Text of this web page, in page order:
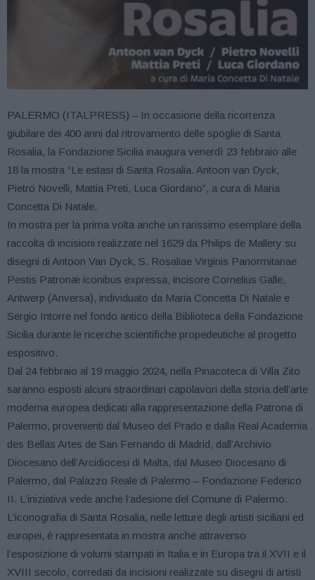
PALERMO (ITALPRESS) – In occasione della ricorrenza
giubilare dei 400 anni dal ritrovamento delle spoglie di Santa
Rosalia, la Fondazione Sicilia inaugura venerdì 23 febbraio alle
18 la mostra “Le estasi di Santa Rosalia. Antoon van Dyck,
Pietro Novelli, Mattia Preti, Luca Giordano”, a cura di Maria
Concetta Di Natale.
In mostra per la prima volta anche un rarissimo esemplare della
raccolta di incisioni realizzate nel 1629 da Philips de Mallery su
disegni di Antoon Van Dyck, S. Rosaliae Virginis Panormitanae
Pestis Patronæ iconibus expressa, incisore Cornelius Galle,
Antwerp (Anversa), individuato da Maria Concetta Di Natale e
Sergio Intorre nel fondo antico della Biblioteca della Fondazione
Sicilia durante le ricerche scientifiche propedeutiche al progetto
espositivo.
Dal 24 febbraio al 19 maggio 2024, nella Pinacoteca di Villa Zito
saranno esposti alcuni straordinari capolavori della storia dell’arte
moderna europea dedicati alla rappresentazione della Patrona di
Palermo, provenienti dal Museo del Prado e dalla Real Academia
des Bellas Artes de San Fernando di Madrid, dall’Archivio
Diocesano dell’Arcidiocesi di Malta, dal Museo Diocesano di
Palermo, dal Palazzo Reale di Palermo – Fondazione Federico
II. L’iniziativa vede anche l’adesione del Comune di Palermo.
L’iconografia di Santa Rosalia, nelle letture degli artisti siciliani ed
europei, è rappresentata in mostra anche attraverso
l’esposizione di volumi stampati in Italia e in Europa tra il XVII e il
XVIII secolo, corredati da incisioni realizzate su disegni di artisti